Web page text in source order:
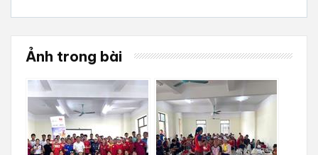
Ảnh trong bài